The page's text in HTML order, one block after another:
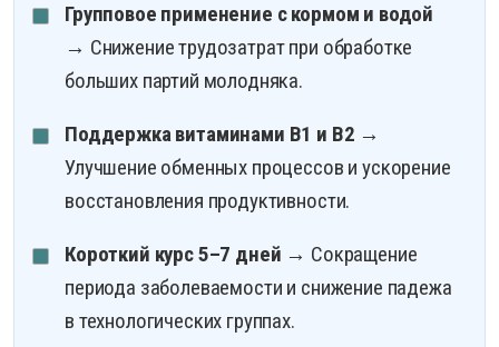
Групповое применение с кормом и водой
→ Снижение трудозатрат при обработке
больших партий молодняка.
Поддержка витаминами B1 и B2 →
Улучшение обменных процессов и ускорение
восстановления продуктивности.
Короткий курс 5–7 дней → Сокращение
периода заболеваемости и снижение падежа
в технологических группах.